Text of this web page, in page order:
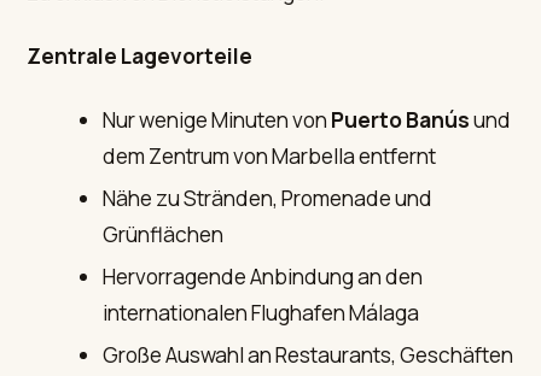
Zentrale Lagevorteile
Nur wenige Minuten von Puerto Banúsund
dem Zentrum von Marbella entfernt
Nähe zu Stränden, Promenade und
Grünflächen
Hervorragende Anbindung an den
internationalen Flughafen Málaga
Große Auswahl an Restaurants, Geschäften